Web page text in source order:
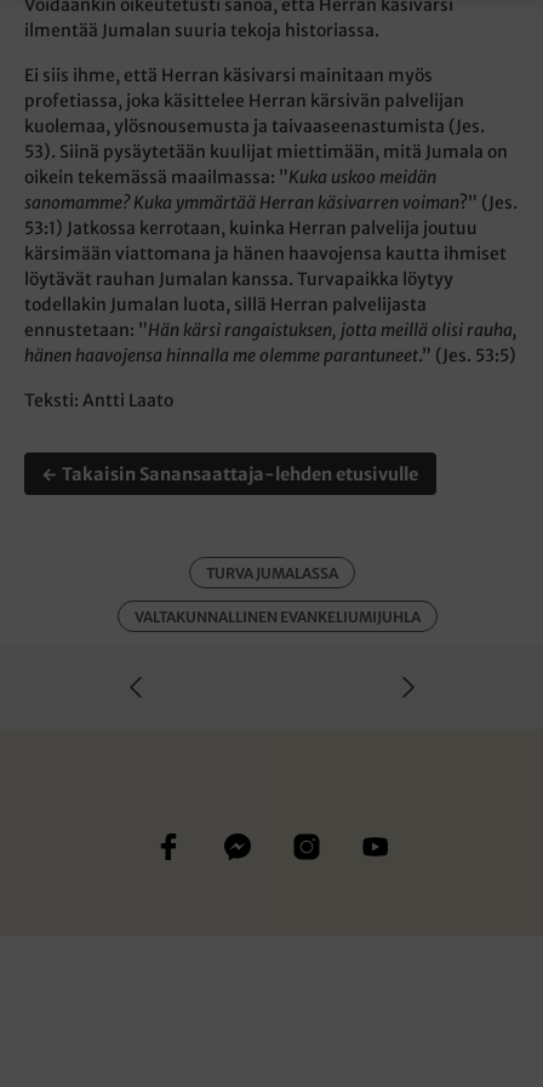
Voidaankin oikeutetusti sanoa, että Herran käsivarsi
ilmentää Jumalan suuria tekoja historiassa.
Ei siis ihme, että Herran käsivarsi mainitaan myös
profetiassa, joka käsittelee Herran kärsivän palvelijan
kuolemaa, ylösnousemusta ja taivaaseenastumista (Jes.
53). Siinä pysäytetään kuulijat miettimään, mitä Jumala on
oikein tekemässä maailmassa: ”Kuka uskoo meidän
sanomamme? Kuka ymmärtää Herran käsivarren voiman?” (Jes.
53:1) Jatkossa kerrotaan, kuinka Herran palvelija joutuu
kärsimään viattomana ja hänen haavojensa kautta ihmiset
löytävät rauhan Jumalan kanssa. Turvapaikka löytyy
todellakin Jumalan luota, sillä Herran palvelijasta
ennustetaan: ”Hän kärsi rangaistuksen, jotta meillä olisi rauha,
hänen haavojensa hinnalla me olemme parantuneet.” (Jes. 53:5)
Teksti: Antti Laato
← Takaisin Sanansaattaja-lehden etusivulle
TURVA JUMALASSA
VALTAKUNNALLINEN EVANKELIUMIJUHLA